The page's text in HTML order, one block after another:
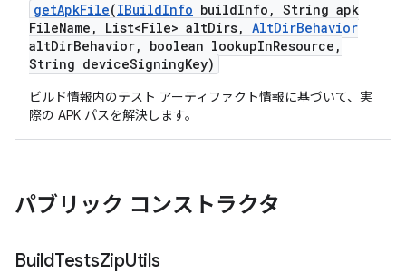
getApkFile(IBuildInfo buildInfo , String apk
FileName , List<File> altDirs, AltDirBehavior
altDirBehavior, boolean lookupInResource ,
String deviceSigningKey)
ビルド情報内のテスト アーティファクト情報に基づいて、実
際の APK パスを解決します。
パブリック コンストラクタ
BuildTestsZipUtils